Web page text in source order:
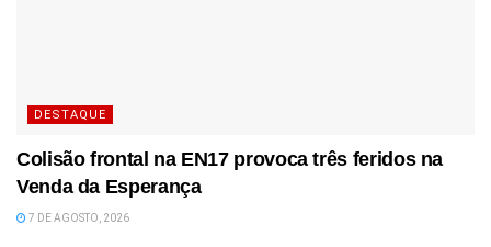
DESTAQUE
Colisão frontal na EN17 provoca três feridos na
Venda da Esperança
7 DE AGOSTO, 2026